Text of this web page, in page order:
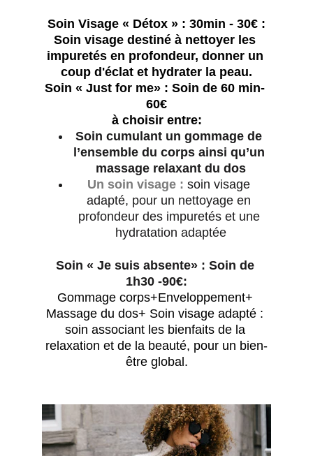
Soin Visage « Détox » : 30min - 30€ :​
Soin visage destiné à nettoyer les
impuretés en profondeur, donner un
coup d'éclat et hydrater la peau.
Soin « Just for me» : Soin de 60 min-
60€
à choisir entre:
Soin cumulant un gommage de
l’ensemble du corps ainsi qu’un
massage relaxant du dos
Un soin visage : soin visage
adapté, pour un nettoyage en
profondeur des impuretés et une
hydratation adaptée
Soin « Je suis absente» : Soin de
1h30 -90€:
Gommage corps+Enveloppement+
Massage du dos+ Soin visage adapté :
soin associant les bienfaits de la
relaxation et de la beauté, pour un bien-
être global.